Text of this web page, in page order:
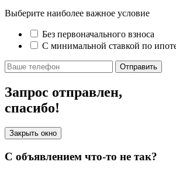
Выберите наиболее важное условие
Без первоначального взноса
С минимальной ставкой по
Отправить
Запрос отправлен,
спасибо!
Закрыть окно
С объявлением что-то не так?